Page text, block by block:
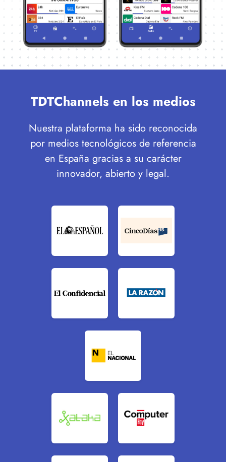
TDTChannels en los medios
Nuestra plataforma ha sido reconocida
por medios tecnológicos de referencia
en España gracias a su carácter
innovador, abierto y legal.